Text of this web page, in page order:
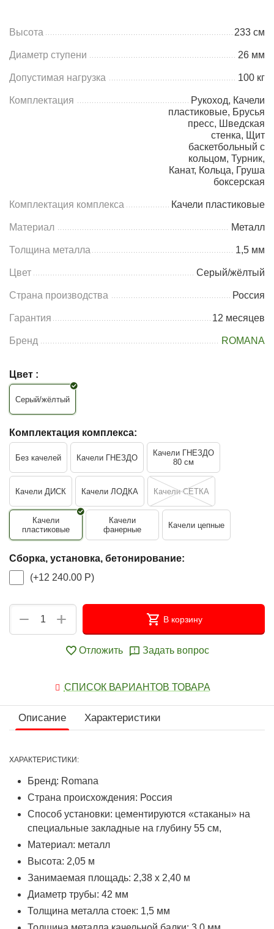
Высота 233 см
Диаметр ступени 26 мм
Допустимая нагрузка 100 кг
Комплектация
Рукоход, Качели
пластиковые, Брусья
пресс, Шведская
стенка, Щит
баскетбольный с
кольцом, Турник,
Канат, Кольца, Груша
боксерская
Комплектация комплекса Качели пластиковые
Материал Металл
Толщина металла 1,5 мм
Цвет Серый/жёлтый
Страна производства Россия
Гарантия 12 месяцев
Бренд ROMANA
Цвет :
Серый/жёлтый
Комплектация комплекса:
Без качелей Качели ГНЕЗДО
Качели ГНЕЗДО
80 см
Качели ДИСК Качели ЛОДКА Качели СЕТКА
Качели
пластиковые
Качели
фанерные
Качели цепные
Сборка, установка, бетонирование:
(+12 240.00 Р)
+
− В корзину
Отложить Задать вопрос
СПИСОК ВАРИАНТОВ ТОВАРА
Описание Характеристики
ХАРАКТЕРИСТИКИ:
Бренд: Romana
Страна происхождения: Россия
Способ установки: цементируются «стаканы» на
специальные закладные на глубину 55 см,
Материал: металл
Высота: 2,05 м
Занимаемая площадь: 2,38 х 2,40 м
Диаметр трубы: 42 мм
Толщина металла стоек: 1,5 мм